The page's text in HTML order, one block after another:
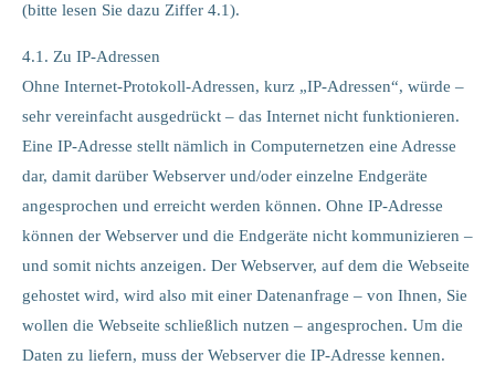
(bitte lesen Sie dazu Ziffer 4.1).
4.1. Zu IP-Adressen
Ohne Internet-Protokoll-Adressen, kurz „IP-Adressen“, würde –
sehr vereinfacht ausgedrückt – das Internet nicht funktionieren.
Eine IP-Adresse stellt nämlich in Computernetzen eine Adresse
dar, damit darüber Webserver und/oder einzelne Endgeräte
angesprochen und erreicht werden können. Ohne IP-Adresse
können der Webserver und die Endgeräte nicht kommunizieren –
und somit nichts anzeigen. Der Webserver, auf dem die Webseite
gehostet wird, wird also mit einer Datenanfrage – von Ihnen, Sie
wollen die Webseite schließlich nutzen – angesprochen. Um die
Daten zu liefern, muss der Webserver die IP-Adresse kennen.